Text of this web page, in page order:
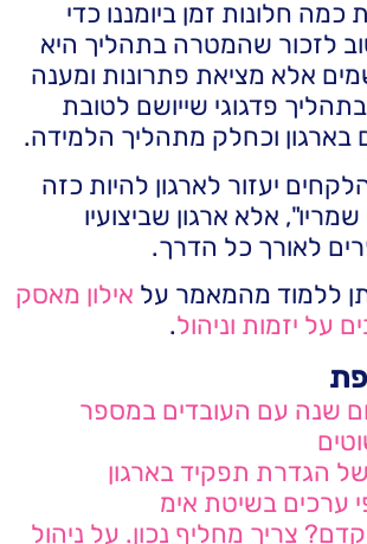
כמה חלונות זמן ביומננו כדי
לזכור שהמטרה בתהליך היא
אלא מציאת פתרונות ומענה
פדגוגי שייושם לטובת
בארגון וכחלק מתהליך הלמידה.
יעזור לארגון להיות כזה
אלא ארגון שביצועיו
לאורך כל הדרך.
ללמוד מהמאמר על אילון מאסק
.
שנה עם העובדים במספר
הגדרת תפקיד בארגון
ערכים בשיטת אימ
צריך מחליף נכון. על ניהול